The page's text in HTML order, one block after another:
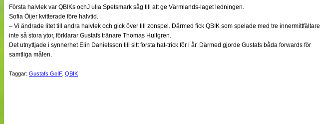
Nyheter
Bloggar
Lagen
Webb-TV
Medlemmar
Första halvlek var QBIKs ochJ ulia Spetsmark såg till att ge Värmlands-laget ledningen.
Sofia Öijer kvitterade före halvtid.
– Vi ändrade litet till andra halvlek och gick över till zonspel. Därmed fick QBIK som spelade med tre innermittfältare
inte så stora ytor, förklarar Gustafs tränare Thomas Hultgren.
Det utnyttjade i synnerhet Elin Danielsson till sitt första hat-trick för i år. Därmed gjorde Gustafs båda forwards för
samtliga målen.
Taggar: Gustafs GoIF, QBIK